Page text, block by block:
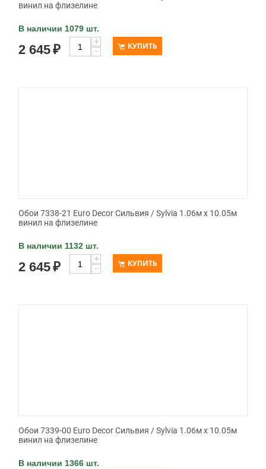
винил на флизелине
В наличии 1079 шт.
2 645₽
+
−
КУПИТЬ
Обои 7338-21 Euro Decor Сильвия / Sylvia 1.06м x 10.05м
винил на флизелине
В наличии 1132 шт.
2 645₽
+
−
КУПИТЬ
Обои 7339-00 Euro Decor Сильвия / Sylvia 1.06м x 10.05м
винил на флизелине
В наличии 1366 шт.